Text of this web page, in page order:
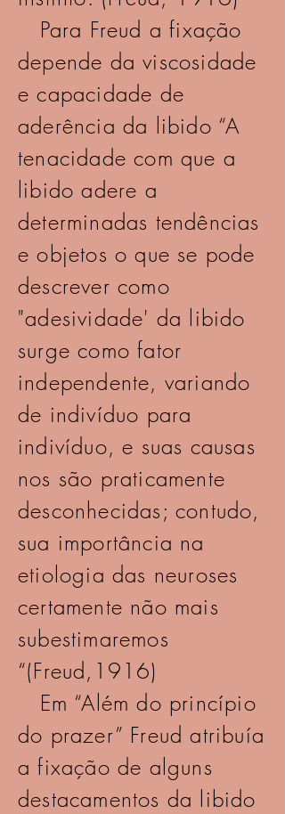
Para Freud a fixação
depende da viscosidade
e capacidade de
aderência da libido “A
tenacidade com que a
libido adere a
determinadas tendências
e objetos o que se pode
descrever como
"adesividade' da libido
surge como fator
independente, variando
de indivíduo para
indivíduo, e suas causas
nos são praticamente
desconhecidas; contudo,
sua importância na
etiologia das neuroses
certamente não mais
subestimaremos
“(Freud,1916)
Em “Além do princípio
do prazer” Freud atribuía
a fixação de alguns
destacamentos da libido